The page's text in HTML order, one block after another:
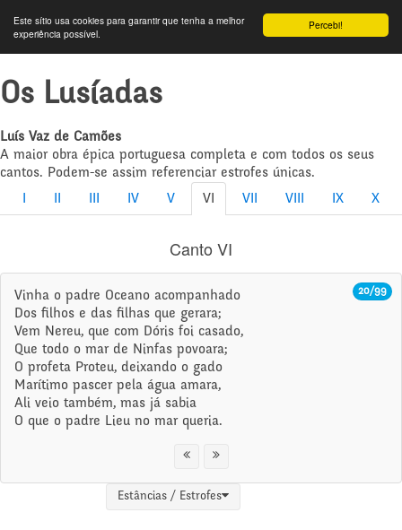
Percebi!
Este sítio usa cookies para garantir que tenha a melhor
experiência possível.
Os Lusíadas
Luís Vaz de Camões
A maior obra épica portuguesa completa e com todos os seus
cantos. Podem-se assim referenciar estrofes únicas.
IV V VI VII VIII IX X
Canto VI
20/99
Vinha o padre Oceano acompanhado
Dos filhos e das filhas que gerara;
Vem Nereu, que com Dóris foi casado,
Que todo o mar de Ninfas povoara;
O profeta Proteu, deixando o gado
Marítimo pascer pela água amara,
Ali veio também, mas já sabia
O que o padre Lieu no mar queria.
Estâncias / Estrofes